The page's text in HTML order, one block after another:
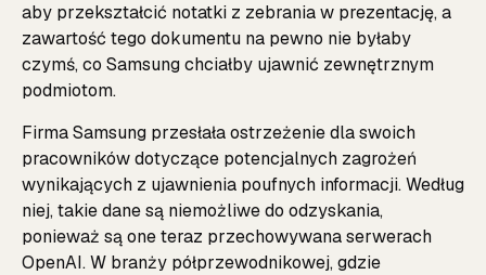
aby przekształcić notatki z zebrania w prezentację, a
zawartość tego dokumentu na pewno nie byłaby
czymś, co Samsung chciałby ujawnić zewnętrznym
podmiotom.
Firma Samsung przesłała ostrzeżenie dla swoich
pracowników dotyczące potencjalnych zagrożeń
wynikających z ujawnienia poufnych informacji. Według
niej, takie dane są niemożliwe do odzyskania,
ponieważ są one teraz przechowywana serwerach
OpenAI. W branży półprzewodnikowej, gdzie